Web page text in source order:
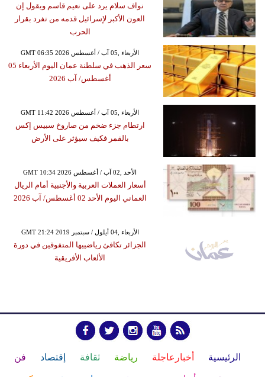
نواف سلام يرد على نعيم قاسم ويقول إن
العون الأكبر لإسرائيل قدمه من تفرد بقرار
الحرب
GMT 06:35 2026 الأربعاء ,05 آب / أغسطس
سعر الذهب في سلطنة عمان اليوم الأربعاء 05
أغسطس/ آب 2026
GMT 11:42 2026 الأربعاء ,05 آب / أغسطس
ارتطام جزء ضخم من صاروخ سبيس إكس
بالقمر فكيف سيؤثر على الأرض
GMT 10:34 2026 الأحد ,02 آب / أغسطس
أسعار العملات العربية والأجنبية أمام الريال
العماني اليوم الأحد 02 أغسطس/ آب 2026
GMT 21:24 2019 الأربعاء ,04 أيلول / سبتمبر
الجزائر تكافئ رياضييها المتفوقين في دورة
الألعاب الأفريقية
الرئيسية أخبارعاجلة رياضة ثقافة إقتصاد فن